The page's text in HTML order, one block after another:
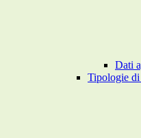
Dati
Tipologie